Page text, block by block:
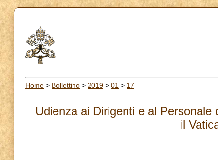
Home > Bollettino > 2019 > 01 > 17
Udienza ai Dirigenti e al Personale
il